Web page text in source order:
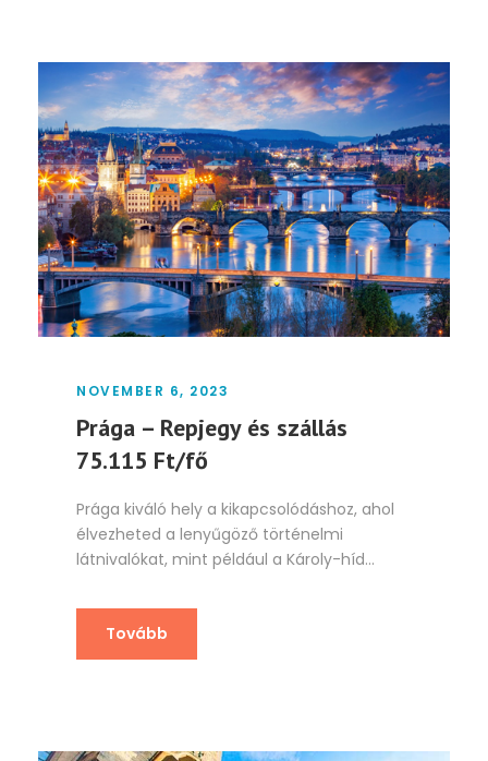
NOVEMBER 6, 2023
Prága – Repjegy és szállás
75.115 Ft/fő
Prága kiváló hely a kikapcsolódáshoz, ahol
élvezheted a lenyűgöző történelmi
látnivalókat, mint például a Károly-híd...
Tovább